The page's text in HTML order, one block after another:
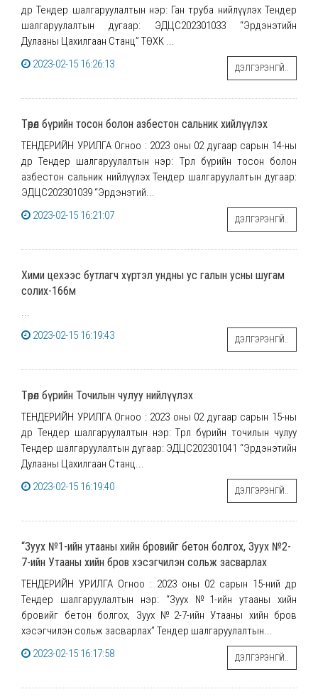
өдөр Тендер шалгаруулалтын нэр: Ган труба нийлүүлэх Тендер
шалгаруулалтын дугаар: ЭДЦС202301033 “Эрдэнэтийн
Дулааны Цахилгаан Станц” ТӨХК ...
2023-02-15 16:26:13
ДЭЛГЭРЭНГҮЙ..
Төрөл бүрийн тосон болон азбестон сальник хийлүүлэх
ТЕНДЕРИЙН УРИЛГА Огноо : 2023 оны 02 дугаар сарын 14-ны
өдөр Тендер шалгаруулалтын нэр: Төрөл бүрийн тосон болон
азбестон сальник нийлүүлэх Тендер шалгаруулалтын дугаар:
ЭДЦС202301039 “Эрдэнэтий...
2023-02-15 16:21:07
ДЭЛГЭРЭНГҮЙ..
Хими цехээс бутлагч хүртэл ундны ус галын усны шугам
солих-166м
...
2023-02-15 16:19:43
ДЭЛГЭРЭНГҮЙ..
Төрөл бүрийн Точилын чулуу нийлүүлэх
ТЕНДЕРИЙН УРИЛГА Огноо : 2023 оны 02 дугаар сарын 15-ны
өдөр Тендер шалгаруулалтын нэр: Төрөл бүрийн точилын чулуу
Тендер шалгаруулалтын дугаар: ЭДЦС202301041 “Эрдэнэтийн
Дулааны Цахилгаан Станц...
2023-02-15 16:19:40
ДЭЛГЭРЭНГҮЙ..
“Зуух №1-ийн утааны хийн бровийг бетон болгох, Зуух №2-
7-ийн Утааны хийн бров хэсэгчилэн сольж засварлах
ТЕНДЕРИЙН УРИЛГА Огноо : 2023 оны 02 сарын 15-ний өдөр
Тендер шалгаруулалтын нэр: “Зуух №1-ийн утааны хийн
бровийг бетон болгох, Зуух №2-7-ийн Утааны хийн бров
хэсэгчилэн сольж засварлах” Тендер шалгаруулалтын...
2023-02-15 16:17:58
ДЭЛГЭРЭНГҮЙ..